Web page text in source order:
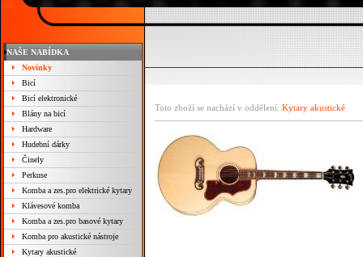
NAŠE NABÍDKA
Novinky
Bicí
Bicí elektronické
Blány na bicí
Hardware
Hudební dárky
Činely
Perkuse
Komba a zes.pro elektrické kytary
Klávesové komba
Komba a zes.pro basové kytary
Komba pro akustické nástroje
Kytary akustické
Toto zboží se nachází v oddělení: Kytary akustické